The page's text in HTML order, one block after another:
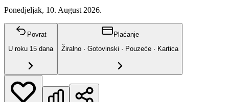
Ponedjeljak, 10. August 2026.
Povrat
U roku 15 dana
Plaćanje
Žiralno · Gotovinski · Pouzeće · Kartica